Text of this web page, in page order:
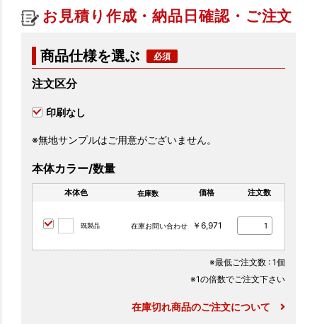
お見積り作成・納品日確認・ご注文
商品仕様を選ぶ
注文区分
印刷なし
※無地サンプルはご用意がございません。
本体カラー/数量
本体色 在庫数 価格 注文数
既製品 在庫お問い合わせ ￥6,971
※最低ご注文数 : 1個
※1の倍数でご注文下さい
在庫切れ商品のご注文について